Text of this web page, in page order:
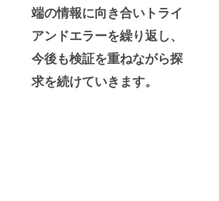
端の情報に向き合いトライ
アンドエラーを繰り返し、
今後も検証を重ねながら探
求を続けていきます。